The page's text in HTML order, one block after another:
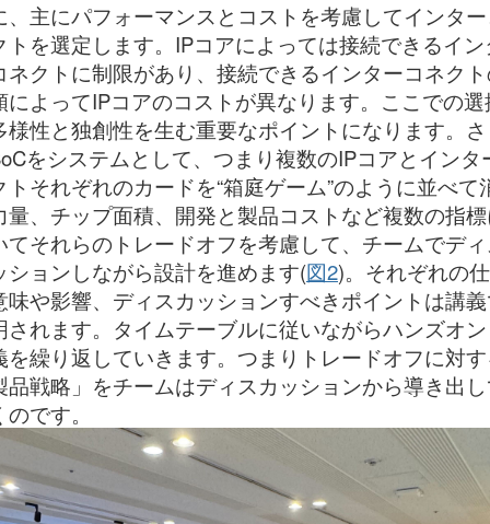
、主にパフォーマンスとコストを考慮してインタ
トを選定します。IPコアによっては接続できるイン
ネクトに制限があり、接続できるインターコネク
によってIPコアのコストが異なります。ここでの選
様性と独創性を生む重要なポイントになります。
をシステムとして、つまり複数のIPコアとインタ
トそれぞれのカードを“箱庭ゲーム”のように並べて
量、チップ面積、開発と製品コストなど複数の指
てそれらのトレードオフを考慮して、チームでデ
ションしながら設計を進めます(図2)。それぞれの
味や影響、ディスカッションすべきポイントは講
されます。タイムテーブルに従いながらハンズオ
を繰り返していきます。つまりトレードオフに対
品戦略」をチームはディスカッションから導き出
です。